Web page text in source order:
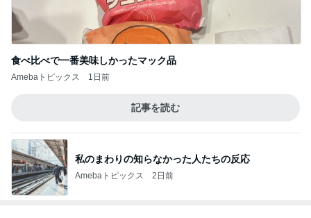
Amebaトピックス 1日前
記事を読む
Amebaトピックス 2日前